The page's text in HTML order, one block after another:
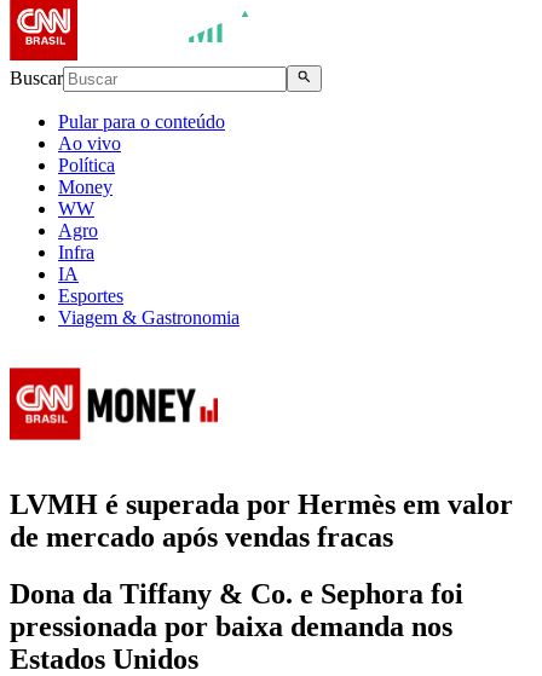
Buscar
Pular para o conteúdo
Ao vivo
Política
Money
WW
Agro
Infra
IA
Esportes
Viagem & Gastronomia
LVMH é superada por Hermès em valor
de mercado após vendas fracas
Dona da Tiffany & Co. e Sephora foi
pressionada por baixa demanda nos
Estados Unidos